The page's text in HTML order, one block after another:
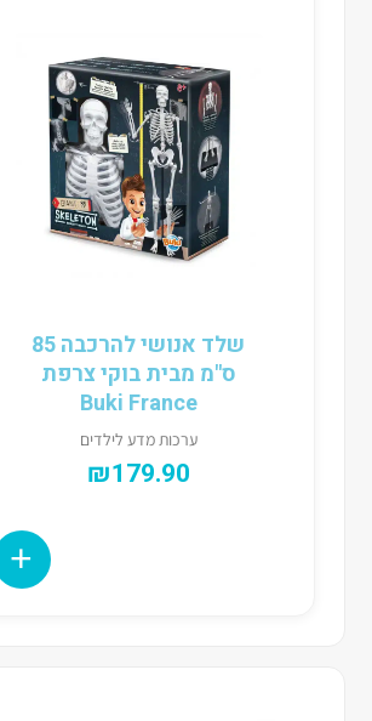
שלד אנושי להרכבה 85
ס"מ מבית בוקי צרפת
Buki France
ערכות מדע לילדים
₪179.90